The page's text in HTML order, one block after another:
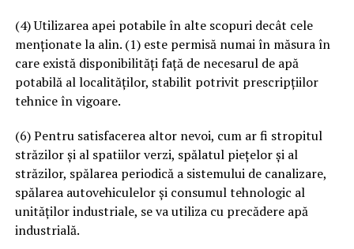
(4) Utilizarea apei potabile în alte scopuri decât cele
menționate la alin. (1) este permisă numai în măsura în
care există disponibilități față de necesarul de apă
potabilă al localităților, stabilit potrivit prescripțiilor
tehnice în vigoare.
(6) Pentru satisfacerea altor nevoi, cum ar fi stropitul
străzilor și al spatiilor verzi, spălatul piețelor și al
străzilor, spălarea periodică a sistemului de canalizare,
spălarea autovehiculelor și consumul tehnologic al
unităților industriale, se va utiliza cu precădere apă
industrială.